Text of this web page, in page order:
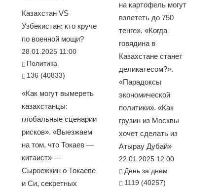
Казахстан VS
Узбекистан: кто круче
по военной мощи?
28.01.2025 11:00
Политика
136 (40833)
«Как могут вымереть
казахстанцы:
глобальные сценарии
рисков». «Выезжаем
на том, что Токаев —
китаист» —
Сыроежкин о Токаеве
и Си, секретных
на картофель могут
взлететь до 750
тенге». «Когда
говядина в
Казахстане станет
деликатесом?».
«Парадоксы
экономической
политики». «Как
грузин из Москвы
хочет сделать из
Атырау Дубай»
22.01.2025 12:00
День за днем
1119 (40257)